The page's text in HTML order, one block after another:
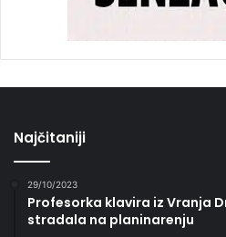
Najčitaniji
29/10/2023
Profesorka klavira iz Vranja
stradala na planinarenju